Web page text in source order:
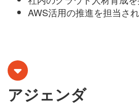
AWS活用の推進を担当さ
アジェンダ